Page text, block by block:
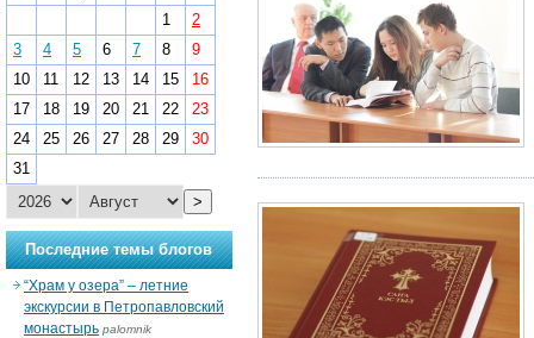
1
2
3
4 5 6 7 8
9
10
11 12 13 14 15
16
17
18 19 20 21 22
23
24
25 26 27 28 29
30
31
>
Последние темы блогов
“Храм у озера” – летние
экскурсии в Петропавловский
монастырь palomnik